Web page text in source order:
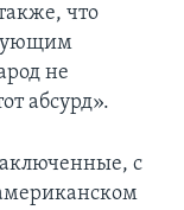
что
не
абсурд».
с